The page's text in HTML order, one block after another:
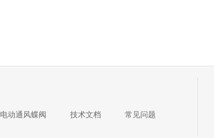
电动通风蝶阀 技术文档 常见问题